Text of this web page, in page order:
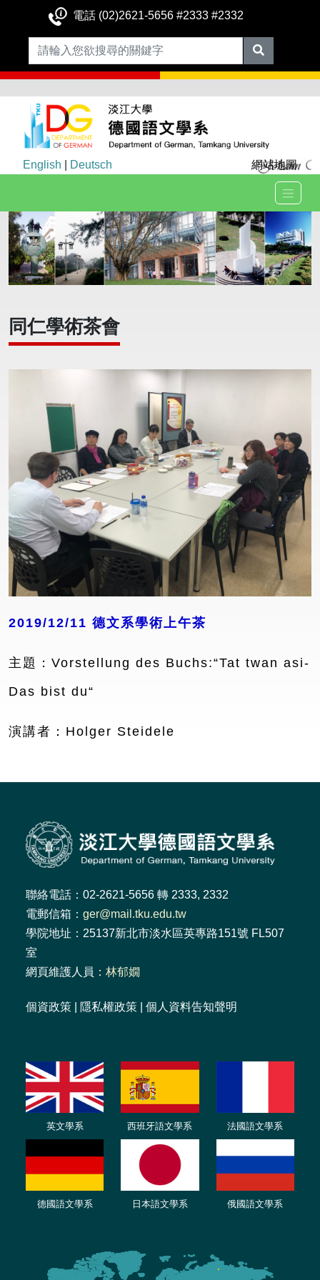
電話 (02)2621-5656 #2333 #2332
English Deutsch 網站地圖
同仁學術茶會
2019/12/11 德文系學術上午茶
主題：Vorstellung des Buchs:“Tat twan asi-
Das bist du“
演講者：Holger Steidele
聯絡電話：02-2621-5656 轉 2333, 2332
電郵信箱： ger@mail.tku.edu.tw
學院地址：25137新北市淡水區英專路151號 FL507
室
網頁維護人員： 林郁嫺
個資政策 隱私權政策 個人資料告知聲明
英文學系 西班牙語文學系 法國語文學系
德國語文學系 日本語文學系 俄國語文學系